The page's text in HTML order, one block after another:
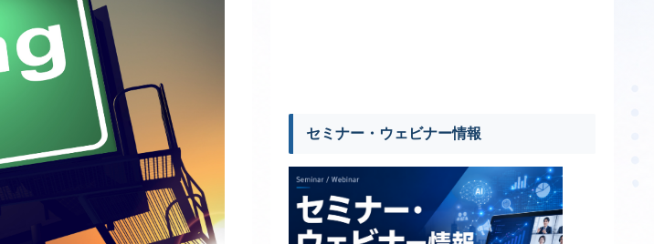
セミナー・ウェビナー情報